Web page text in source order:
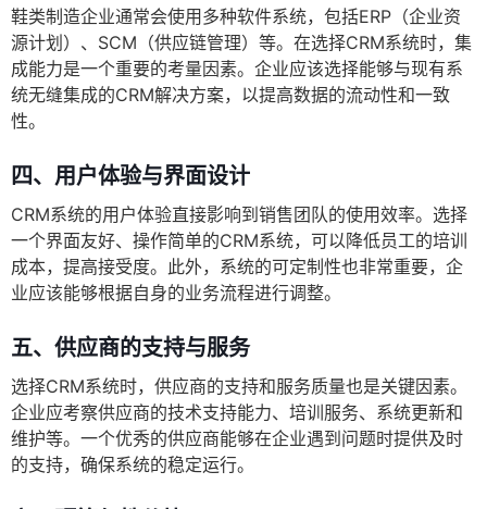
鞋类制造企业通常会使用多种软件系统，包括ERP（企业资
源计划）、SCM（供应链管理）等。在选择CRM系统时，集
成能力是一个重要的考量因素。企业应该选择能够与现有系
统无缝集成的CRM解决方案，以提高数据的流动性和一致
性。
四、用户体验与界面设计
CRM系统的用户体验直接影响到销售团队的使用效率。选择
一个界面友好、操作简单的CRM系统，可以降低员工的培训
成本，提高接受度。此外，系统的可定制性也非常重要，企
业应该能够根据自身的业务流程进行调整。
五、供应商的支持与服务
选择CRM系统时，供应商的支持和服务质量也是关键因素。
企业应考察供应商的技术支持能力、培训服务、系统更新和
维护等。一个优秀的供应商能够在企业遇到问题时提供及时
的支持，确保系统的稳定运行。